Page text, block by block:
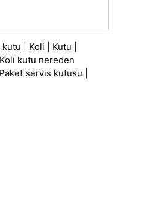
kutu Koli Kutu
Koli kutu nereden
Paket servis kutusu